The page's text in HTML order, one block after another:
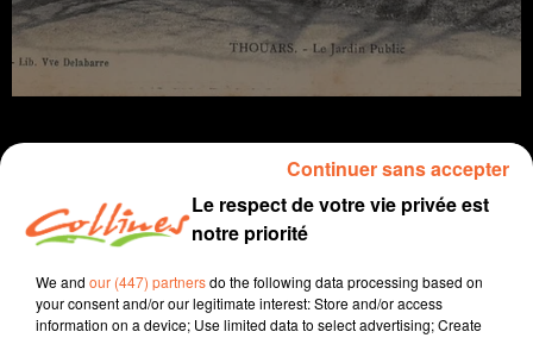
infos
16 décembre 2022 - 10 min 48 sec
JOURNAL DU VENDREDI 16 DECEMBRE ( MIDI )
Le respect de votre vie privée est
notre priorité
We and our (447) partnersdo the following data processing based on
your consent and/or our legitimate interest: Store and/or access
information on a device; Use limited data to select advertising; Create
Continuer sans accepter